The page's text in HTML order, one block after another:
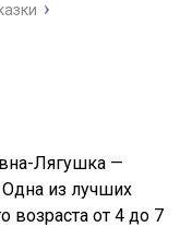
Лягушка —
Одна из лучших
возраста от 4 до 7